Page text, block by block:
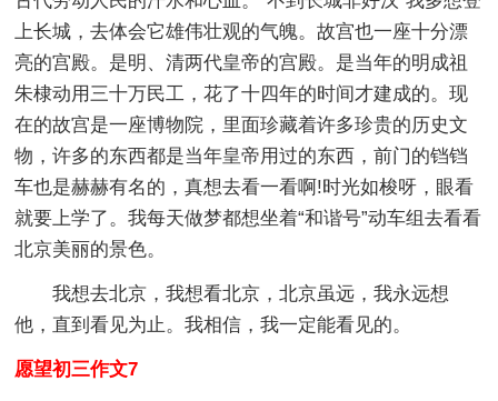
上长城，去体会它雄伟壮观的气魄。故宫也一座十分漂
亮的宫殿。是明、清两代皇帝的宫殿。是当年的明成祖
朱棣动用三十万民工，花了十四年的时间才建成的。现
在的故宫是一座博物院，里面珍藏着许多珍贵的历史文
物，许多的东西都是当年皇帝用过的东西，前门的铛铛
车也是赫赫有名的，真想去看一看啊!时光如梭呀，眼看
就要上学了。我每天做梦都想坐着“和谐号”动车组去看看
北京美丽的景色。
我想去北京，我想看北京，北京虽远，我永远想
他，直到看见为止。我相信，我一定能看见的。
愿望初三作文7